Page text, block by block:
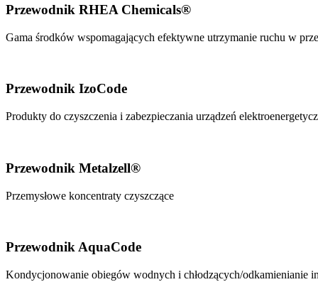
Przewodnik RHEA Chemicals®
Gama środków wspomagających efektywne utrzymanie ruchu w
Przewodnik IzoCode
Produkty do czyszczenia i zabezpieczania urządzeń
Przewodnik Metalzell®
Przemysłowe koncentraty czyszczące
Przewodnik AquaCode
Kondycjonowanie obiegów wodnych i chłodzących/odkamienianie